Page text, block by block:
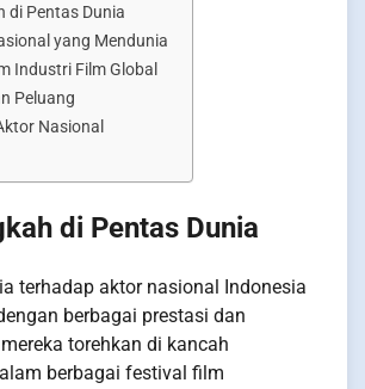
di Pentas Dunia
yang Mendunia
Industri Film Global
Peluang
Nasional
di Pentas Dunia
terhadap aktor nasional Indonesia
berbagai prestasi dan
torehkan di kancah
berbagai festival film